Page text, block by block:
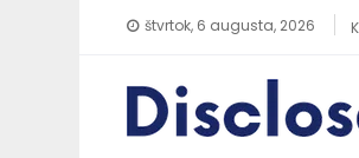
štvrtok, 6 augusta, 2026